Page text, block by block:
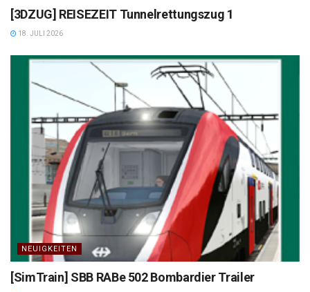
[3DZUG] REISEZEIT Tunnelrettungszug 1
18. JULI 2026
NEUIGKEITEN
[SimTrain] SBB RABe 502 Bombardier Trailer